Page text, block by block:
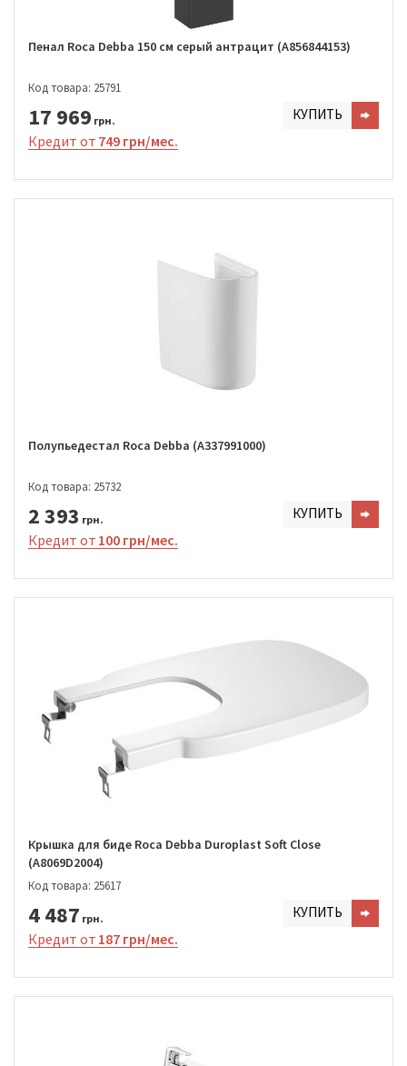
Пенал Roca Debba 150 см серый антрацит (A856844153)
Код товара: 25791
17 969 грн. КУПИТЬ
Кредит от 749 грн/мес.
Полупьедестал Roca Debba (A337991000)
Код товара: 25732
2 393 грн. КУПИТЬ
Кредит от 100 грн/мес.
Крышка для биде Roca Debba Duroplast Soft Close
(A8069D2004)
Код товара: 25617
4 487 грн. КУПИТЬ
Кредит от 187 грн/мес.